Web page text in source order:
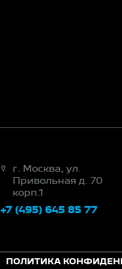
г. Москва, ул.
Привольная д. 70
корп.1
+7 (495) 645 85 77
ПОЛИТИКА